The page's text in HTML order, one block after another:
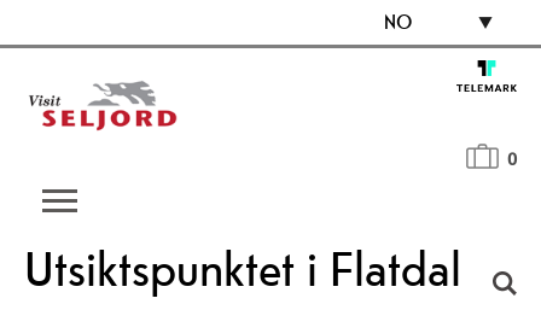
NO
0
Utsiktspunktet i Flatdal